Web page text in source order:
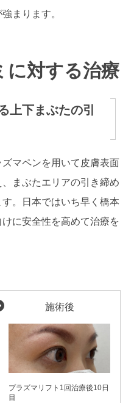
まります。
に対する治療
上下まぶたの引
マペンを用いて皮膚表面
まぶたエリアの引き締め
。日本ではいち早く橋本
に安全性を高めて治療を
施術後
プラズマリフト1回治療後10日
目